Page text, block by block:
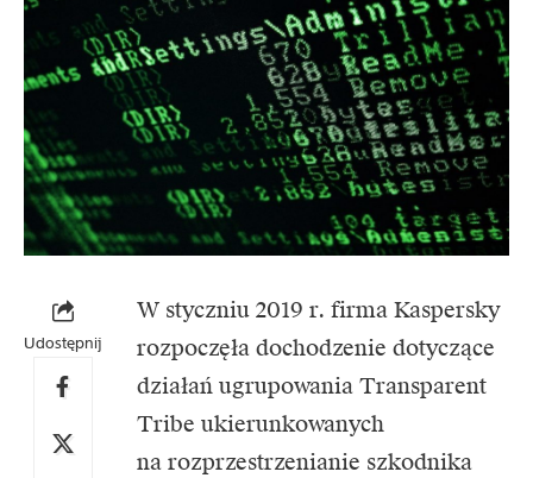
Udostępnij
W styczniu 2019 r. firma Kaspersky
rozpoczęła dochodzenie dotyczące
działań ugrupowania Transparent
Tribe ukierunkowanych
na rozprzestrzenianie szkodnika